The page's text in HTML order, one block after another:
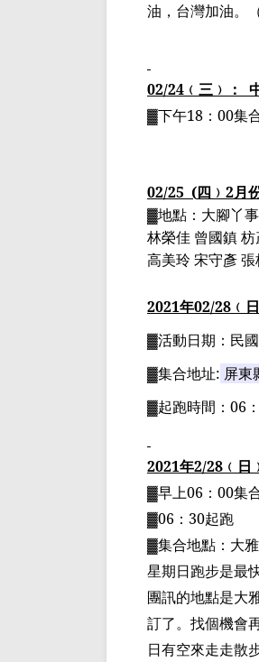
油，台灣加油。
02/24 ﹙三﹚：
▓下午18 ： 00集
02/25 (四﹚ 2月
▓地點：大腳丫
林榮佳 曾國鎮
高美玲 宋守彥
2021年02/28 ﹙
▓活動日期： 民國
▓集合地址: 屏東
▓起跑時間： 06 ：
2021年2/28 ﹙
▓早上06 ： 00集
▓06 ： 30起跑
▓集合地點：大
星期日跑步是最
團訊的地點是大
訂了。找個機會
日有空來走走散